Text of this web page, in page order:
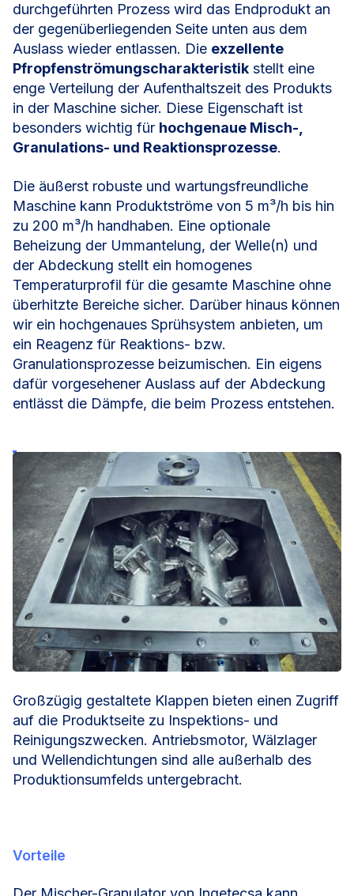
durchgeführten Prozess wird das Endprodukt an
der gegenüberliegenden Seite unten aus dem
Auslass wieder entlassen. Die exzellente
Pfropfenströmungscharakteristik stellt eine
enge Verteilung der Aufenthaltszeit des Produkts
in der Maschine sicher. Diese Eigenschaft ist
besonders wichtig für hochgenaue Misch-,
Granulations- und Reaktionsprozesse.
Die äußerst robuste und wartungsfreundliche
Maschine kann Produktströme von 5 m³/h bis hin
zu 200 m³/h handhaben. Eine optionale
Beheizung der Ummantelung, der Welle(n) und
der Abdeckung stellt ein homogenes
Temperaturprofil für die gesamte Maschine ohne
überhitzte Bereiche sicher. Darüber hinaus können
wir ein hochgenaues Sprühsystem anbieten, um
ein Reagenz für Reaktions- bzw.
Granulationsprozesse beizumischen. Ein eigens
dafür vorgesehener Auslass auf der Abdeckung
entlässt die Dämpfe, die beim Prozess entstehen.
Großzügig gestaltete Klappen bieten einen Zugriff
auf die Produktseite zu Inspektions- und
Reinigungszwecken. Antriebsmotor, Wälzlager
und Wellendichtungen sind alle außerhalb des
Produktionsumfelds untergebracht.
Vorteile